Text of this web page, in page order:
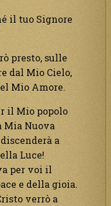
il tuo Signore
presto, sulle
dal Mio Cielo,
Mio Amore.
il Mio popolo
Mia Nuova
a
Luce!
per voi il
e della gioia.
verrò a